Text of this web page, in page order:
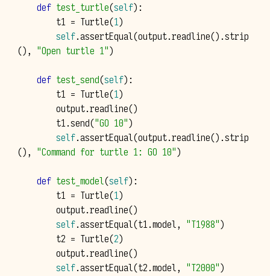
def test_turtle(self):
t1 = Turtle(1)
self.assertEqual(output.readline() .strip
(), "Open turtle 1")
def test_send(self):
t1 = Turtle(1)
output.readline()
t1.send("GO 10")
self.assertEqual(output.readline() .strip
(), "Command for turtle 1: GO 10")
def test_model(self):
t1 = Turtle(1)
output.readline()
self.assertEqual(t1.model, "T1988")
t2 = Turtle(2)
output.readline()
self.assertEqual(t2.model, "T2000")